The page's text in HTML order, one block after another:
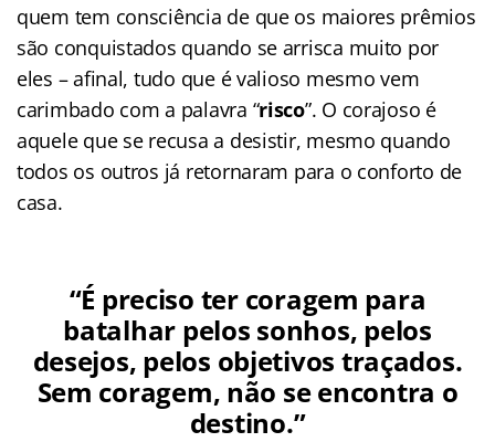
quem tem consciência de que os maiores prêmios
são conquistados quando se arrisca muito por
eles – afinal, tudo que é valioso mesmo vem
carimbado com a palavra “risco”. O corajoso é
aquele que se recusa a desistir, mesmo quando
todos os outros já retornaram para o conforto de
casa.
“É preciso ter coragem para
batalhar pelos sonhos, pelos
desejos, pelos objetivos traçados.
Sem coragem, não se encontra o
destino.”